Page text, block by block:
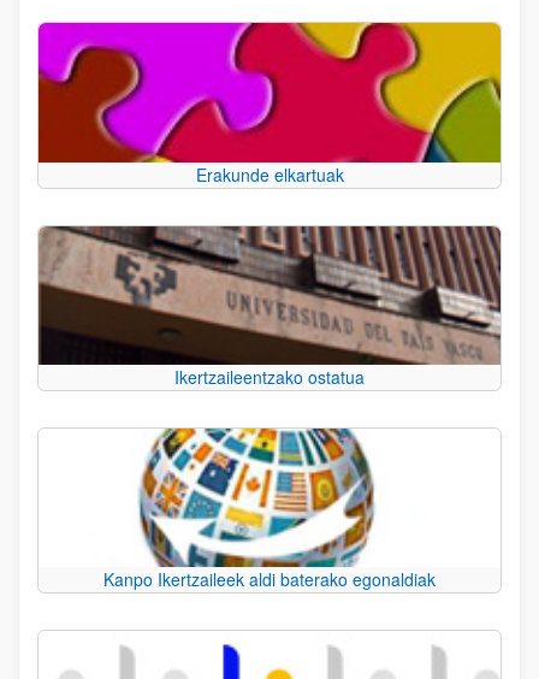
Erakunde elkartuak
Ikertzaileentzako ostatua
Kanpo Ikertzaileek aldi baterako egonaldiak